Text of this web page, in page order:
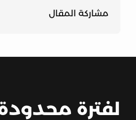
مشاركة المقال
لفترة